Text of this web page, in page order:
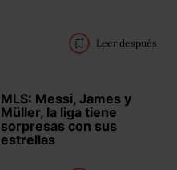
Leer después
MLS: Messi, James y
Müller, la liga tiene
sorpresas con sus
estrellas